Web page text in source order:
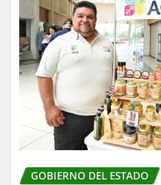
GOBIERNO DEL ESTADO